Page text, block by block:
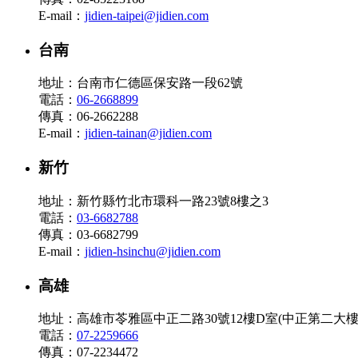
E-mail： jidien-taipei@jidien.com
台南
地址：台南市仁德區保安路一段62號
電話： 06-2668899
傳真：06-2662288
E-mail： jidien-tainan@jidien.com
新竹
地址：新竹縣竹北市環科一路23號8樓之3
電話： 03-6682788
傳真：03-6682799
E-mail： jidien-hsinchu@jidien.com
高雄
地址：高雄市苓雅區中正二路30號12樓D室(中正第二大
電話： 07-2259666
傳真：07-2234472